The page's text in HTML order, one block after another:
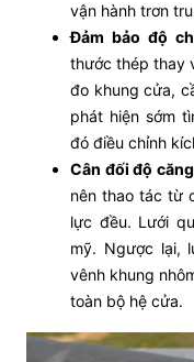
vận hành trơn
Đảm bảo độ
thước thép thay
đo khung cửa,
phát hiện sớm
đó điều chỉnh
Cân đối độ
nên thao tác từ
lực đều. Lưới
mỹ. Ngược lại,
vênh khung
toàn bộ hệ cửa.